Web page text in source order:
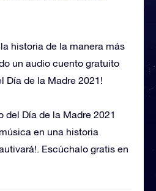
historia de la manera más
un audio cuento gratuito
Día de la Madre 2021!
del Día de la Madre 2021
en una historia
Escúchalo gratis en